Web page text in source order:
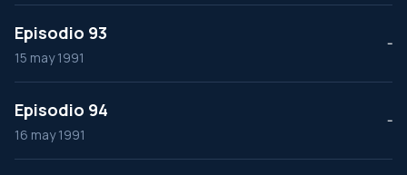
Episodio 93
15 may 1991
--
Episodio 94
16 may 1991
--